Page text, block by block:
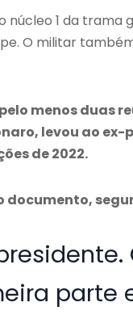
núcleo 1 da
O militar
menos duas
levou ao
de 2022.
documento,
parte